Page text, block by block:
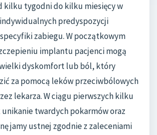
kilku tygodni do kilku miesięcy w
predyspozycji
zabiegu. W początkowym
implantu pacjenci mogą
dyskomfort lub ból, który
za pomocą leków przeciwbólowych
lekarza. W ciągu pierwszych kilku
unikanie twardych pokarmów oraz
jamy ustnej zgodnie z zaleceniami